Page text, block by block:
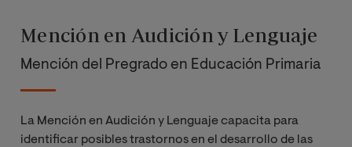
Mención en Audición y Lenguaje
Mención del Pregrado en Educación Primaria
La Mención en Audición y Lenguaje capacita para
identificar posibles trastornos en el desarrollo de las